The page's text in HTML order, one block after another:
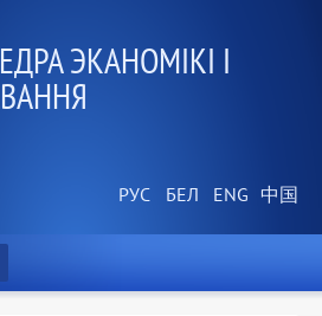
ЭКАНОМІКІ І